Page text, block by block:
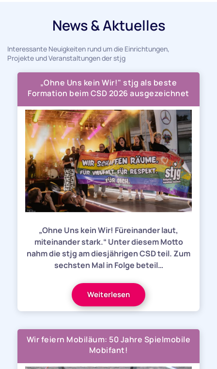
News & Aktuelles
Interessante Neuigkeiten rund um die Einrichtungen,
Projekte und Veranstaltungen der stjg
„Ohne Uns kein Wir!" stjg als beste
Formation beim CSD 2026 ausgezeichnet
„Ohne Uns kein Wir! Füreinander laut,
miteinander stark.“ Unter diesem Motto
nahm die stjg am diesjährigen CSD teil. Zum
sechsten Mal in Folge beteil…
Weiterlesen
Wir feiern Mobiläum: 50 Jahre Spielmobile
Mobifant!